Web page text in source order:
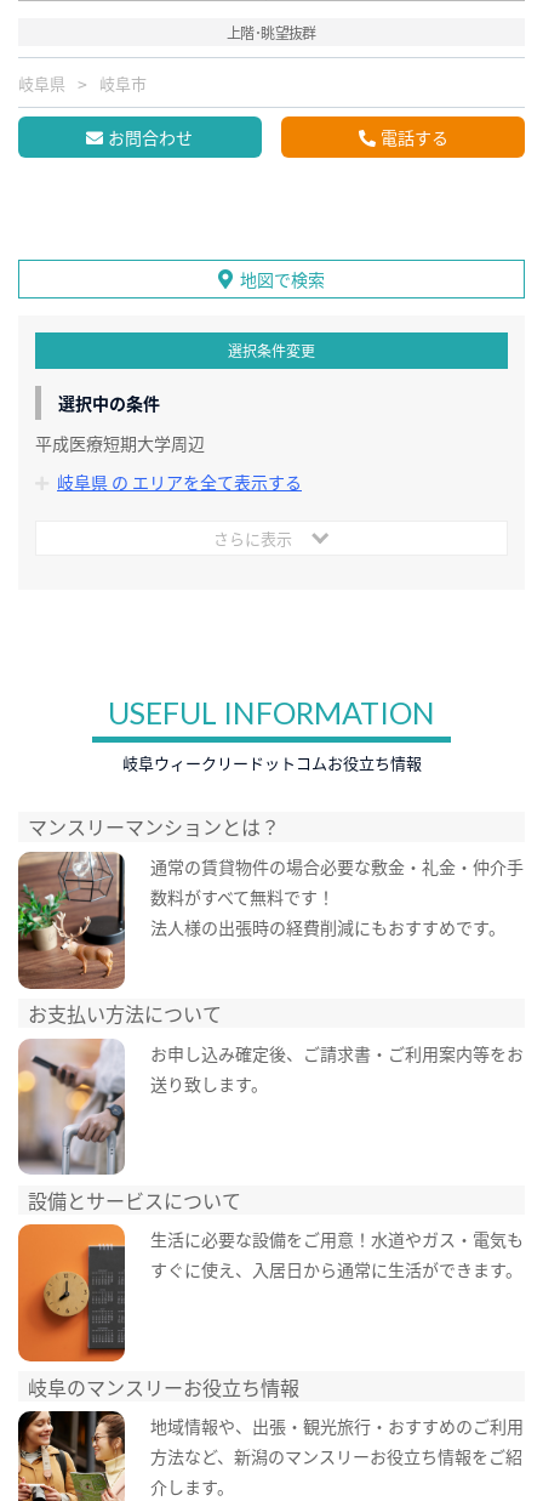
上階･眺望抜群
岐阜県 岐阜市
お問合わせ 電話する
地図で検索
選択条件変更
選択中の条件
平成医療短期大学周辺
岐阜県 の エリアを全て表示する
さらに表示
USEFUL INFORMATION
岐阜ウィークリードットコムお役立ち情報
マンスリーマンションとは？
通常の賃貸物件の場合必要な敷金・礼金・仲介手
数料がすべて無料です！
法人様の出張時の経費削減にもおすすめです。
お支払い方法について
お申し込み確定後、ご請求書・ご利用案内等をお
送り致します。
設備とサービスについて
生活に必要な設備をご用意！水道やガス・電気も
すぐに使え、入居日から通常に生活ができます。
岐阜のマンスリーお役立ち情報
地域情報や、出張・観光旅行・おすすめのご利用
方法など、新潟のマンスリーお役立ち情報をご紹
介します。